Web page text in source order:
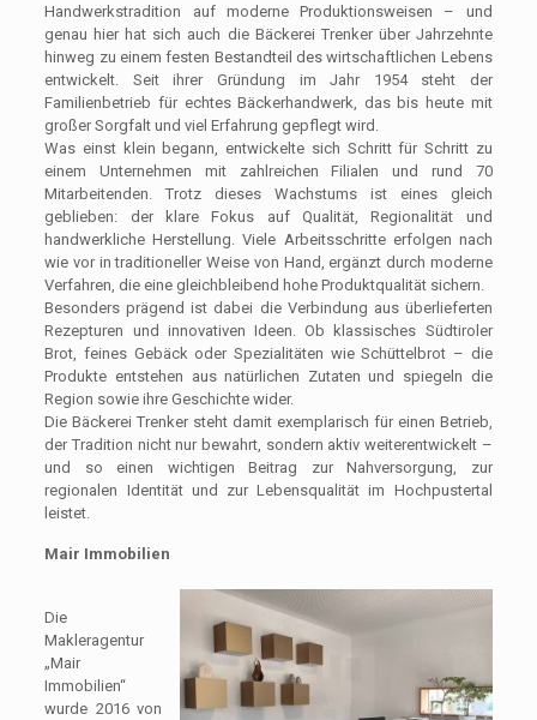
Handwerkstradition auf moderne Produktionsweisen – und
genau hier hat sich auch die Bäckerei Trenker über Jahrzehnte
hinweg zu einem festen Bestandteil des wirtschaftlichen Lebens
entwickelt. Seit ihrer Gründung im Jahr 1954 steht der
Familienbetrieb für echtes Bäckerhandwerk, das bis heute mit
großer Sorgfalt und viel Erfahrung gepflegt wird.
Was einst klein begann, entwickelte sich Schritt für Schritt zu
einem Unternehmen mit zahlreichen Filialen und rund 70
Mitarbeitenden. Trotz dieses Wachstums ist eines gleich
geblieben: der klare Fokus auf Qualität, Regionalität und
handwerkliche Herstellung. Viele Arbeitsschritte erfolgen nach
wie vor in traditioneller Weise von Hand, ergänzt durch moderne
Verfahren, die eine gleichbleibend hohe Produktqualität sichern.
Besonders prägend ist dabei die Verbindung aus überlieferten
Rezepturen und innovativen Ideen. Ob klassisches Südtiroler
Brot, feines Gebäck oder Spezialitäten wie Schüttelbrot – die
Produkte entstehen aus natürlichen Zutaten und spiegeln die
Region sowie ihre Geschichte wider.
Die Bäckerei Trenker steht damit exemplarisch für einen Betrieb,
der Tradition nicht nur bewahrt, sondern aktiv weiterentwickelt –
und so einen wichtigen Beitrag zur Nahversorgung, zur
regionalen Identität und zur Lebensqualität im Hochpustertal
leistet.
Mair Immobilien
Die
Makleragentur
„Mair
Immobilien“
wurde 2016 von